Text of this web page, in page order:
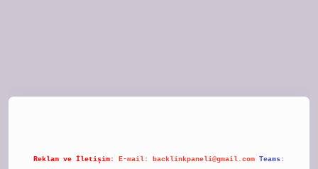
Reklam ve İletişim: E-mail: backlinkpaneli@gmail.com Teams: